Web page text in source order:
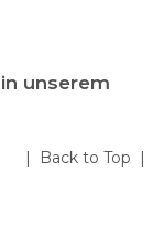
unserem
| Back to Top |